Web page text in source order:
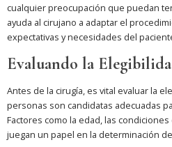
cualquier preocupación que puedan
ayuda al cirujano a adaptar el
expectativas y necesidades del
Evaluando la
Antes de la cirugía, es vital evaluar la
personas son candidatas adecuadas
Factores como la edad, las
juegan un papel en la determinación